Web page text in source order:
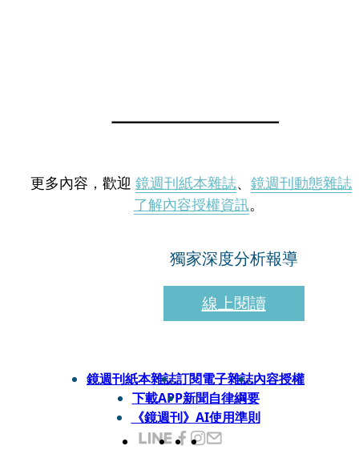
更多內容，歡迎 鏡週刊紙本雜誌、 鏡週刊動態雜誌
了解內容授權資訊。
獨家深度分析報導
線上閱讀
鏡週刊紙本雜誌訂閱電子雜誌內容授權
下載APP新聞自律綱要
《鏡週刊》AI使用準則